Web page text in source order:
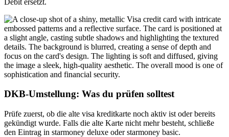
DKB‑Umstellung: Was du prüfen solltest
Prüfe zuerst, ob die alte visa kreditkarte noch aktiv ist oder bereits
gekündigt wurde. Falls die alte Karte nicht mehr besteht, schließe
den Eintrag in starmoney deluxe oder starmoney basic.